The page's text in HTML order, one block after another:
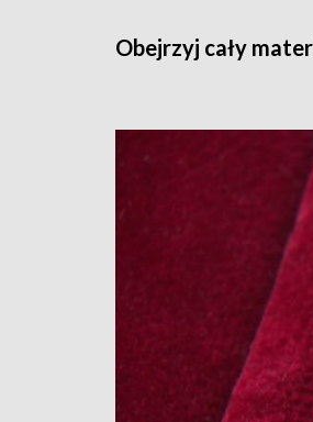
Obejrzyj cały